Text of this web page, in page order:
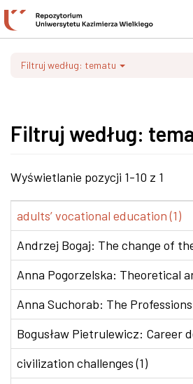
Filtruj według: tematu
Filtruj według:
Wyświetlanie pozycji 1-10 z 1
adults’ vocational education (1)
Andrzej Bogaj: The change of
Anna Pogorzelska: Theoretical
Anna Suchorab: The
Bogusław Pietrulewicz: Career
civilization challenges (1)